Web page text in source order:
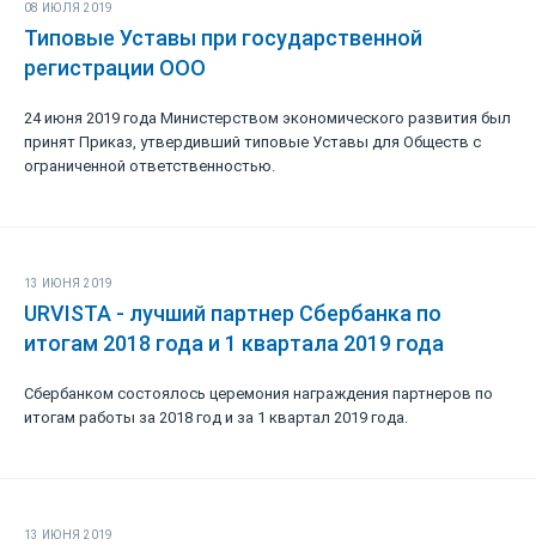
08 ИЮЛЯ 2019
Типовые Уставы при государственной
регистрации ООО
24 июня 2019 года Министерством экономического развития был
принят Приказ, утвердивший типовые Уставы для Обществ с
ограниченной ответственностью.
13 ИЮНЯ 2019
URVISTA - лучший партнер Сбербанка по
итогам 2018 года и 1 квартала 2019 года
Сбербанком состоялось церемония награждения партнеров по
итогам работы за 2018 год и за 1 квартал 2019 года.
13 ИЮНЯ 2019